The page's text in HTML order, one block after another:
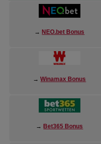
→ NEO.bet Bonus
→Winamax Bonus
→ Bet365 Bonus